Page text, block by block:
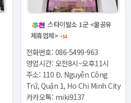
스타이발소 1군 <꿀공유
제휴업체> +14
전화번호: 086-5499-963
영업시간: 오전8시~오후11시
주소: 110 Đ. Nguyễn Công
Trứ, Quận 1, Ho Chi Minh City
카카오톡: miki9137